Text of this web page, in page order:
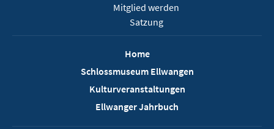
Mitglied werden
Satzung
Home
Schlossmuseum Ellwangen
Kulturveranstaltungen
Ellwanger Jahrbuch